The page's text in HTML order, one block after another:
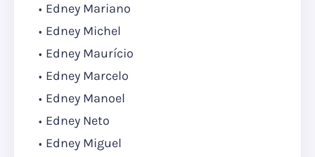
Edney Mariano
Edney Michel
Edney Maurício
Edney Marcelo
Edney Manoel
Edney Neto
Edney Miguel